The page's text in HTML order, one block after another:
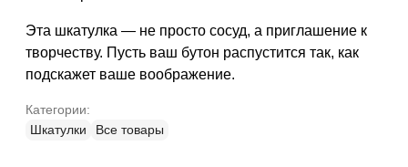
Эта шкатулка — не просто сосуд, а приглашение к
творчеству. Пусть ваш бутон распустится так, как
подскажет ваше воображение.
Категории:
Шкатулки
Все товары